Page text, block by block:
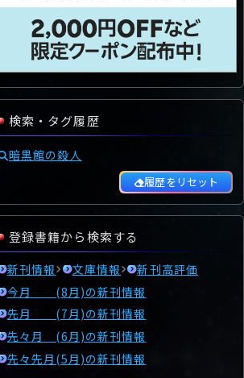
検索・タグ履歴
暗黒館の殺人
履歴をリセット
登録書籍から検索する
新刊情報 文庫情報
新刊高評価
今月 (8月)の新刊情報
先月 (7月)の新刊情報
先々月 (6月)の新刊情報
先々先月(5月)の新刊情報